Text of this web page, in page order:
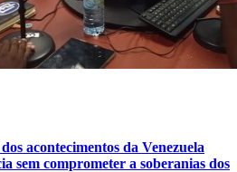
acontecimentos da Venezuela
sem comprometer a soberanias dos